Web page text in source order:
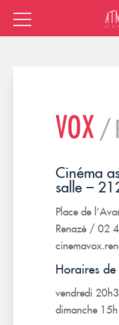
VOX /
Cinéma
salle –
Place de
Renazé / 02
Horaires
vendredi
dimanche 15h